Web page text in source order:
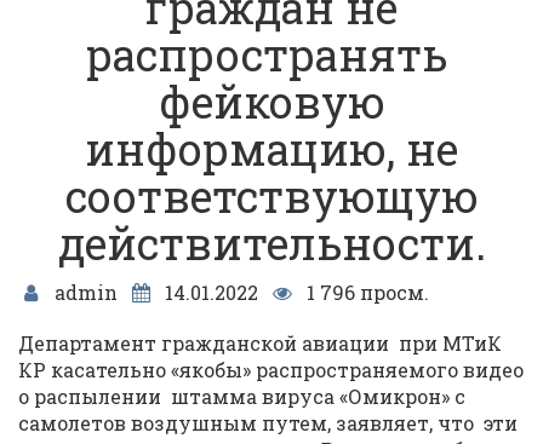
распространять
фейковую
информацию, не
соответствующую
действительности.
admin 14.01.2022
1 796 просм.
Департамент гражданской авиации при МТиК
КР касательно «якобы» распространяемого видео
о распылении штамма вируса «Омикрон» с
самолетов воздушным путем, заявляет, что эти